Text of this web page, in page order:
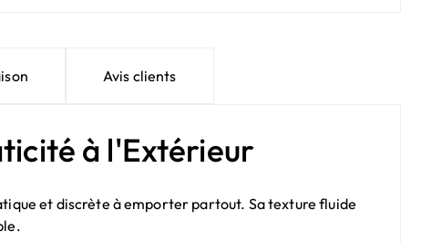
Avis clients
à l'Extérieur
et discrète à emporter partout. Sa texture fluide